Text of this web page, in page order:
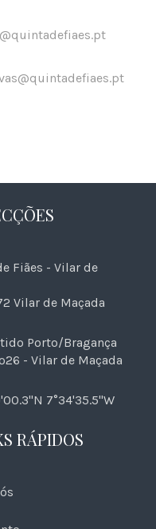
Fiães - Vilar de
Vilar de Maçada
Porto/Bragança
- Vilar de Maçada
7°34'35.5"W
RÁPIDOS